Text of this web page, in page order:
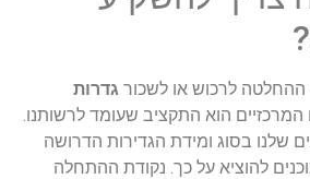
ההחלטה לרכוש או לשכור גדרות
הוא התקציב שעומד לרשותנו.
שלנו בסוג ומידת הגדירות הדרושה
להוציא על כך. נקודת ההתחלה